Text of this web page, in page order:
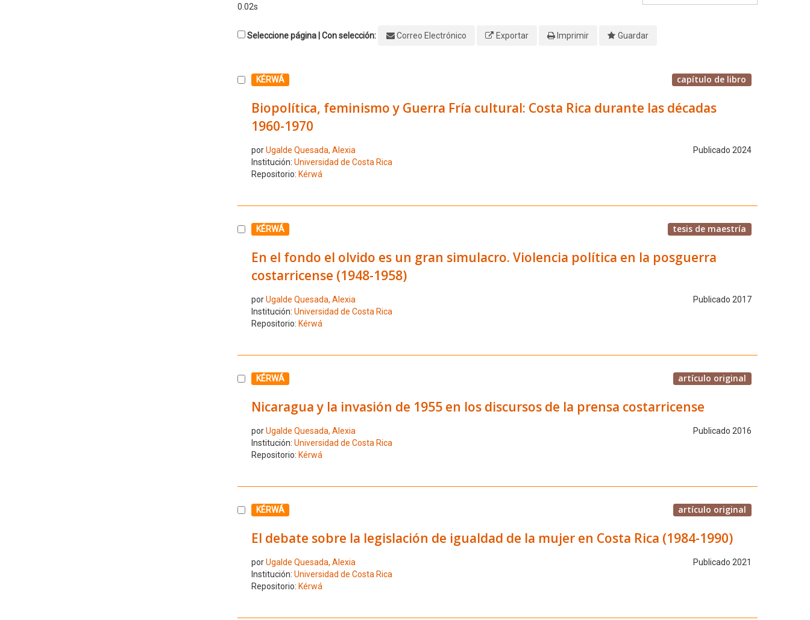
0.02s
Seleccione página | Con selección: Correo Electrónico Exportar Imprimir Guardar
Seleccione el número de resultado 1
KÉRWÁ capítulo de libro
Biopolítica, feminismo y Guerra Fría cultural: Costa Rica durante las décadas
1960-1970
porUgalde Quesada, Alexia
Publicado 2024
Institución: Universidad de Costa Rica
Repositorio: Kérwá
Seleccione el número de resultado 2
KÉRWÁ tesis de maestría
En el fondo el olvido es un gran simulacro. Violencia política en la posguerra
costarricense (1948-1958)
porUgalde Quesada, Alexia
Publicado 2017
Institución: Universidad de Costa Rica
Repositorio: Kérwá
Seleccione el número de resultado 3
KÉRWÁ artículo original
Nicaragua y la invasión de 1955 en los discursos de la prensa costarricense
porUgalde Quesada, Alexia
Publicado 2016
Institución: Universidad de Costa Rica
Repositorio: Kérwá
Seleccione el número de resultado 4
KÉRWÁ artículo original
El debate sobre la legislación de igualdad de la mujer en Costa Rica (1984-1990)
porUgalde Quesada, Alexia
Publicado 2021
Institución: Universidad de Costa Rica
Repositorio: Kérwá